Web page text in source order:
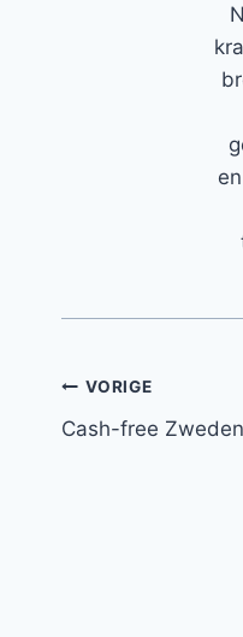
Bericht
navigatie
VORIGE
Cash-free